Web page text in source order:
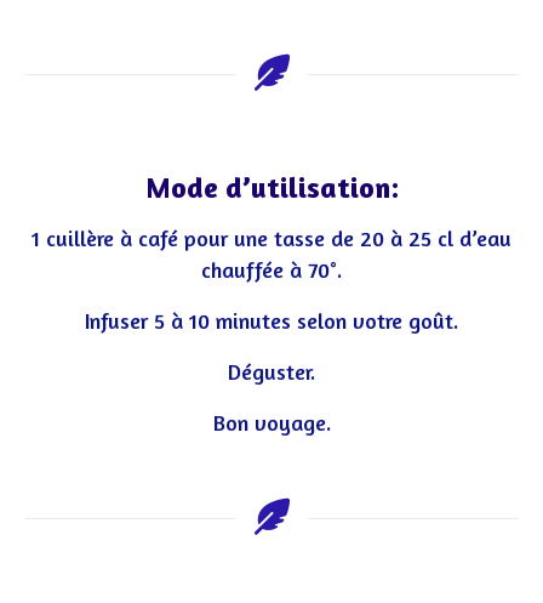
Mode d’utilisation:
1 cuillère à café pour une tasse de 20 à 25 cl d’eau
chauffée à 70°.
Infuser 5 à 10 minutes selon votre goût.
Déguster.
Bon voyage.